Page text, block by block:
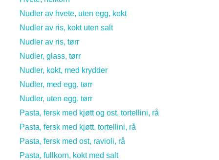
Nudler av hvete, uten egg, kokt
Nudler av ris, kokt uten salt
Nudler av ris, tørr
Nudler, glass, tørr
Nudler, kokt, med krydder
Nudler, med egg, tørr
Nudler, uten egg, tørr
Pasta, fersk med kjøtt og ost, tortellini, rå
Pasta, fersk med kjøtt, tortellini, rå
Pasta, fersk med ost, ravioli, rå
Pasta, fullkorn, kokt med salt